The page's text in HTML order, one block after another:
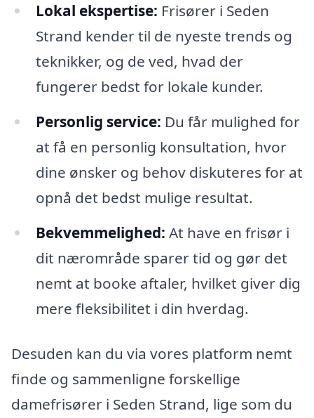
Lokal ekspertise: Frisører i Seden
Strand kender til de nyeste trends og
teknikker, og de ved, hvad der
fungerer bedst for lokale kunder.
Personlig service: Du får mulighed for
at få en personlig konsultation, hvor
dine ønsker og behov diskuteres for at
opnå det bedst mulige resultat.
Bekvemmelighed: At have en frisør i
dit nærområde sparer tid og gør det
nemt at booke aftaler, hvilket giver dig
mere fleksibilitet i din hverdag.
Desuden kan du via vores platform nemt
finde og sammenligne forskellige
damefrisører i Seden Strand, lige som du